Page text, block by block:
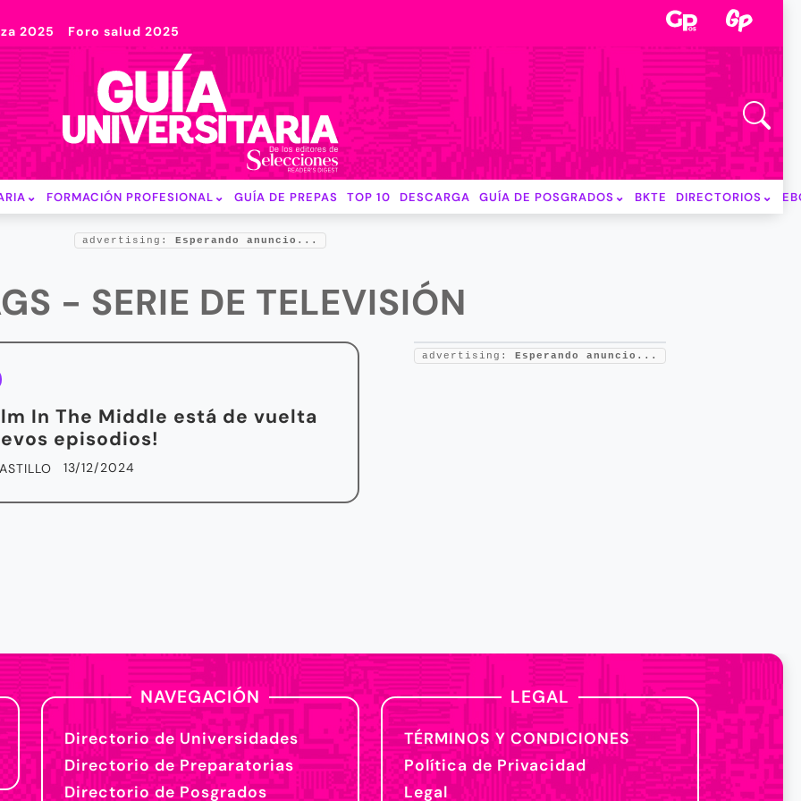
2025 Foro salud 2025
FORMACIÓN PROFESIONAL GUÍA DE PREPAS TOP 10 DESCARGA GUÍA DE POSGRADOS BKTE DIRECTORIOS
advertising: Esperando anuncio...
- SERIE DE TELEVISIÓN
In The Middle está de vuelta
episodios!
13/12/2024
advertising: Esperando anuncio...
NAVEGACIÓN
Directorio de Universidades
Directorio de Preparatorias
Directorio de Posgrados
LEGAL
TÉRMINOS Y CONDICIONES
Política de Privacidad
Legal